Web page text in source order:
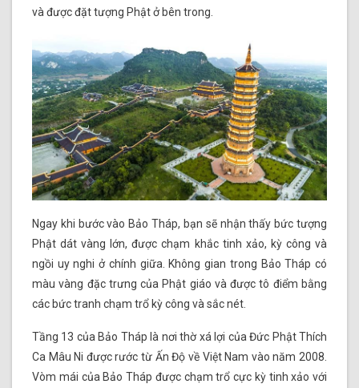
và được đặt tượng Phật ở bên trong.
Ngay khi bước vào Bảo Tháp, bạn sẽ nhận thấy bức tượng
Phật dát vàng lớn, được chạm khắc tinh xảo, kỳ công và
ngồi uy nghi ở chính giữa. Không gian trong Bảo Tháp có
màu vàng đặc trưng của Phật giáo và được tô điểm bằng
các bức tranh chạm trổ kỳ công và sắc nét.
Tầng 13 của Bảo Tháp là nơi thờ xá lợi của Đức Phật Thích
Ca Mâu Ni được rước từ Ấn Độ về Việt Nam vào năm 2008.
Vòm mái của Bảo Tháp được chạm trổ cực kỳ tinh xảo với